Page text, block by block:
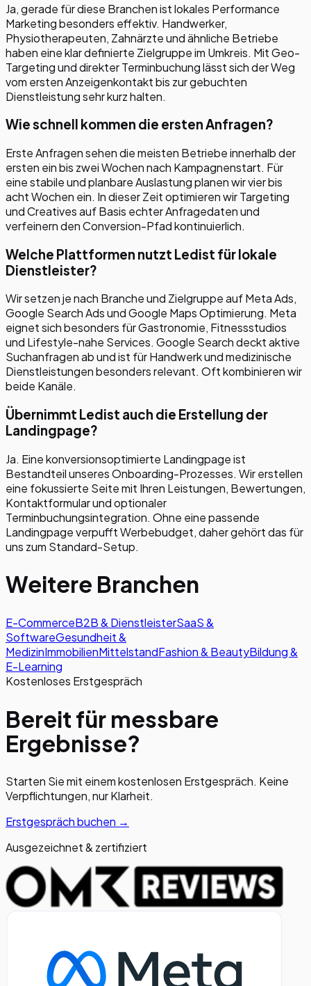
Ja, gerade für diese Branchen ist lokales Performance
Marketing besonders effektiv. Handwerker,
Physiotherapeuten, Zahnärzte und ähnliche Betriebe
haben eine klar definierte Zielgruppe im Umkreis. Mit Geo-
Targeting und direkter Terminbuchung lässt sich der Weg
vom ersten Anzeigenkontakt bis zur gebuchten
Dienstleistung sehr kurz halten.
Wie schnell kommen die ersten Anfragen?
Erste Anfragen sehen die meisten Betriebe innerhalb der
ersten ein bis zwei Wochen nach Kampagnenstart. Für
eine stabile und planbare Auslastung planen wir vier bis
acht Wochen ein. In dieser Zeit optimieren wir Targeting
und Creatives auf Basis echter Anfragedaten und
verfeinern den Conversion-Pfad kontinuierlich.
Welche Plattformen nutzt Ledist für lokale
Dienstleister?
Wir setzen je nach Branche und Zielgruppe auf Meta Ads,
Google Search Ads und Google Maps Optimierung. Meta
eignet sich besonders für Gastronomie, Fitnessstudios
und Lifestyle-nahe Services. Google Search deckt aktive
Suchanfragen ab und ist für Handwerk und medizinische
Dienstleistungen besonders relevant. Oft kombinieren wir
beide Kanäle.
Übernimmt Ledist auch die Erstellung der
Landingpage?
Ja. Eine konversionsoptimierte Landingpage ist
Bestandteil unseres Onboarding-Prozesses. Wir erstellen
eine fokussierte Seite mit Ihren Leistungen, Bewertungen,
Kontaktformular und optionaler
Terminbuchungsintegration. Ohne eine passende
Landingpage verpufft Werbebudget, daher gehört das für
uns zum Standard-Setup.
Weitere Branchen
E-CommerceB2B & DienstleisterSaaS &
SoftwareGesundheit &
MedizinImmobilienMittelstandFashion & BeautyBildung &
E-Learning
Kostenloses Erstgespräch
Bereit für messbare
Ergebnisse?
Starten Sie mit einem kostenlosen Erstgespräch. Keine
Verpflichtungen, nur Klarheit.
Erstgespräch buchen →
Ausgezeichnet & zertifiziert